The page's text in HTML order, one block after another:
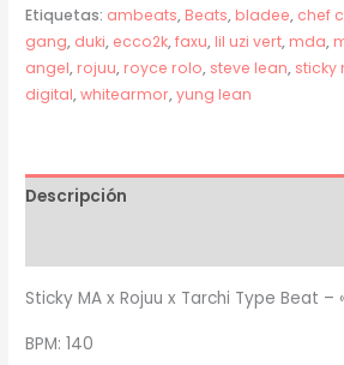
Rojuu
x
Tarchi
Type
"METALICO"
Etiquetas: ambeats, Beats, bladee, chef c
gang, duki, ecco2k,faxu, lil uzi vert, mda,
angel, rojuu, royce rolo, steve lean, sticky
digital,whitearmor,yung lean
Descripción
Sticky MA x Rojuu x Tarchi Type Beat –
BPM: 140